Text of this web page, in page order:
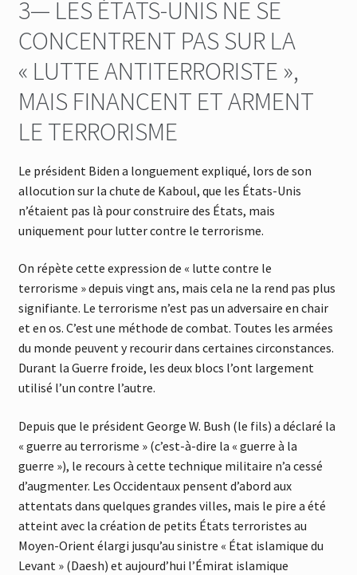
3— LES ÉTATS-UNIS NE SE
CONCENTRENT PAS SUR LA
« LUTTE ANTITERRORISTE »,
MAIS FINANCENT ET ARMENT
LE TERRORISME
Le président Biden a longuement expliqué, lors de son
allocution sur la chute de Kaboul, que les États-Unis
n’étaient pas là pour construire des États, mais
uniquement pour lutter contre le terrorisme.
On répète cette expression de « lutte contre le
terrorisme » depuis vingt ans, mais cela ne la rend pas plus
signifiante. Le terrorisme n’est pas un adversaire en chair
et en os. C’est une méthode de combat. Toutes les armées
du monde peuvent y recourir dans certaines circonstances.
Durant la Guerre froide, les deux blocs l’ont largement
utilisé l’un contre l’autre.
Depuis que le président George W. Bush (le fils) a déclaré la
« guerre au terrorisme » (c’est-à-dire la « guerre à la
guerre »), le recours à cette technique militaire n’a cessé
d’augmenter. Les Occidentaux pensent d’abord aux
attentats dans quelques grandes villes, mais le pire a été
atteint avec la création de petits États terroristes au
Moyen-Orient élargi jusqu’au sinistre « État islamique du
Levant » (Daesh) et aujourd’hui l’Émirat islamique